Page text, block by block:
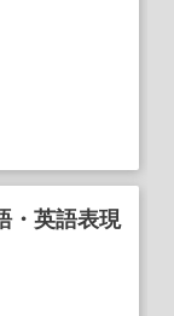
・英語表現